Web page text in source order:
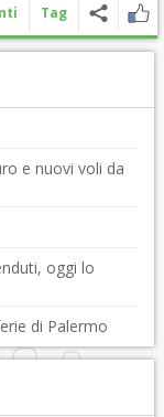
Tag
e nuovi voli da
oggi lo
di Palermo